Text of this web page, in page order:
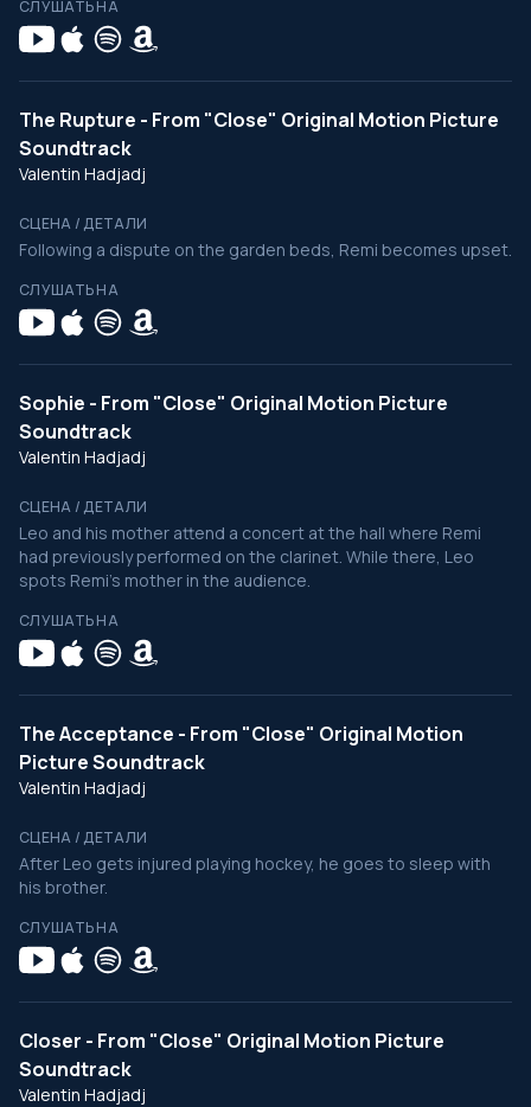
СЛУШАТЬ НА
The Rupture - From "Close" Original Motion Picture
Soundtrack
Valentin Hadjadj
СЦЕНА / ДЕТАЛИ
Following a dispute on the garden beds, Remi becomes upset.
СЛУШАТЬ НА
Sophie - From "Close" Original Motion Picture
Soundtrack
Valentin Hadjadj
СЦЕНА / ДЕТАЛИ
Leo and his mother attend a concert at the hall where Remi
had previously performed on the clarinet. While there, Leo
spots Remi's mother in the audience.
СЛУШАТЬ НА
The Acceptance - From "Close" Original Motion
Picture Soundtrack
Valentin Hadjadj
СЦЕНА / ДЕТАЛИ
After Leo gets injured playing hockey, he goes to sleep with
his brother.
СЛУШАТЬ НА
Closer - From "Close" Original Motion Picture
Soundtrack
Valentin Hadjadj